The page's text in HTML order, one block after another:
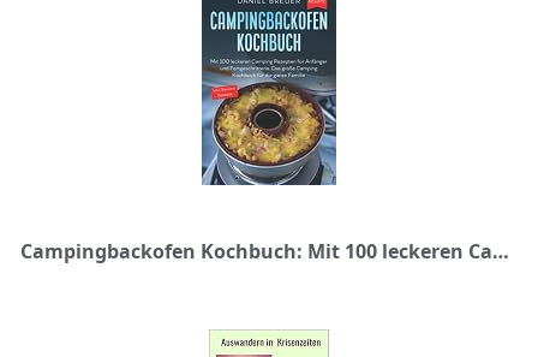
Campingbackofen Kochbuch: Mit 100 leckeren Camping Rezepten für Anfänger und Fortgeschrittene. Das große Camping Kochbuch für die ganze Familie